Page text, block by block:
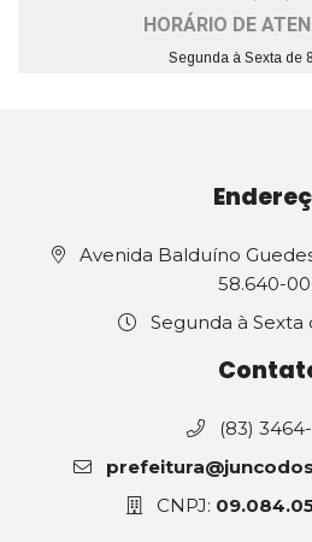
HORÁRIO DE
Segunda à Sexta de
Avenida Balduíno
58.640-
Segunda à Sexta
(83)
CNPJ: